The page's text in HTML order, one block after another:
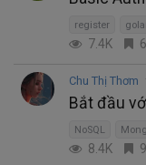
register
7.4K 6
Chu Thị Thơm
Bắt đầu
NoSQL
8.4K 9